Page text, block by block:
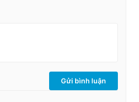
Gửi bình luận